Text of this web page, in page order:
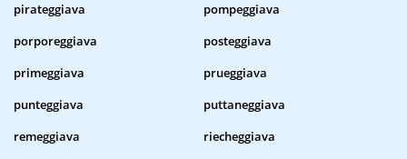
pirateggiava
pompeggiava
porporeggiava
posteggiava
primeggiava
prueggiava
punteggiava
puttaneggiava
remeggiava
riecheggiava